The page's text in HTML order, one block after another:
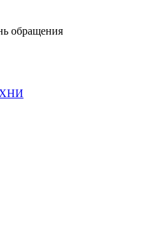
обращения